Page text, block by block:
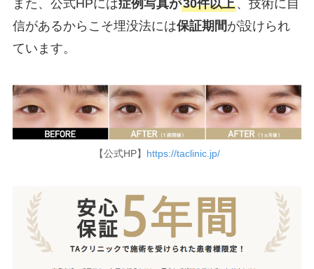
また、公式HPには症例写真が30件以上、技術に自
信があるからこそ埋没法には保証期間が設けられ
ています。
【公式HP】 https://taclinic.jp/